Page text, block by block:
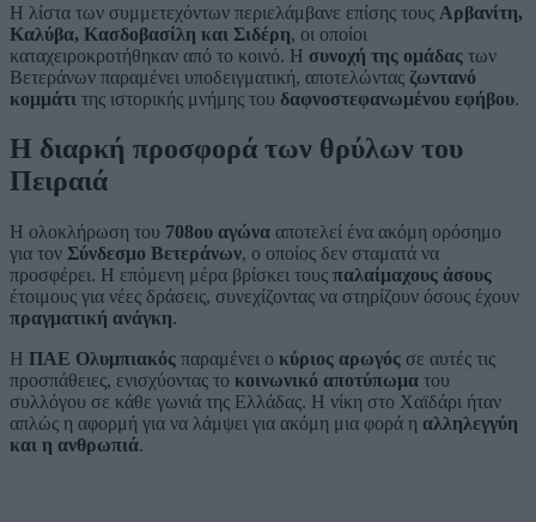
Η λίστα των συμμετεχόντων περιελάμβανε επίσης τους Αρβανίτη,
Καλύβα, Κασδοβασίλη και Σιδέρη, οι οποίοι
καταχειροκροτήθηκαν από το κοινό. Η συνοχή της ομάδας των
Βετεράνων παραμένει υποδειγματική, αποτελώντας ζωντανό
κομμάτι της ιστορικής μνήμης του δαφνοστεφανωμένου εφήβου.
Η διαρκή προσφορά των θρύλων του
Πειραιά
Η ολοκλήρωση του 708ου αγώνα αποτελεί ένα ακόμη ορόσημο
για τον Σύνδεσμο Βετεράνων, ο οποίος δεν σταματά να
προσφέρει. Η επόμενη μέρα βρίσκει τους παλαίμαχους άσους
έτοιμους για νέες δράσεις, συνεχίζοντας να στηρίζουν όσους έχουν
πραγματική ανάγκη.
Η ΠΑΕ Ολυμπιακός παραμένει ο κύριος αρωγός σε αυτές τις
προσπάθειες, ενισχύοντας το κοινωνικό αποτύπωμα του
συλλόγου σε κάθε γωνιά της Ελλάδας. Η νίκη στο Χαϊδάρι ήταν
απλώς η αφορμή για να λάμψει για ακόμη μια φορά η αλληλεγγύη
και η ανθρωπιά.